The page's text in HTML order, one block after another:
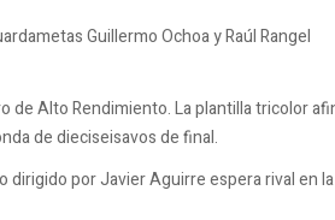
Guillermo Ochoa y Raúl Rangel
de Alto Rendimiento. La plantilla tricolor
de dieciseisavos de final.
dirigido por Javier Aguirre espera rival en